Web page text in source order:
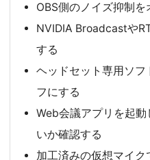
OBS側のノイズ抑制を
NVIDIA Broadcastや
する
ヘッドセット専用ソ
フにする
Web会議アプリを起
いか確認する
加工済みの仮想マイ